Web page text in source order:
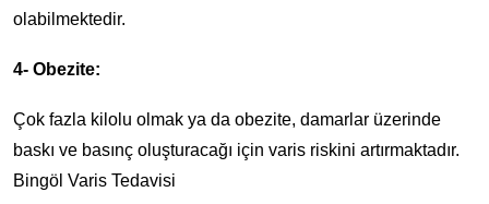
olabilmektedir.
4- Obezite:
Çok fazla kilolu olmak ya da obezite, damarlar üzerinde
baskı ve basınç oluşturacağı için varis riskini artırmaktadır.
Bingöl Varis Tedavisi